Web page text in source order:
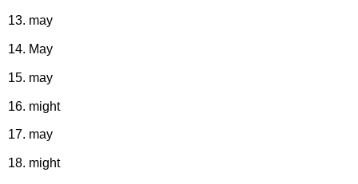
13. may
14. May
15. may
16. might
17. may
18. might